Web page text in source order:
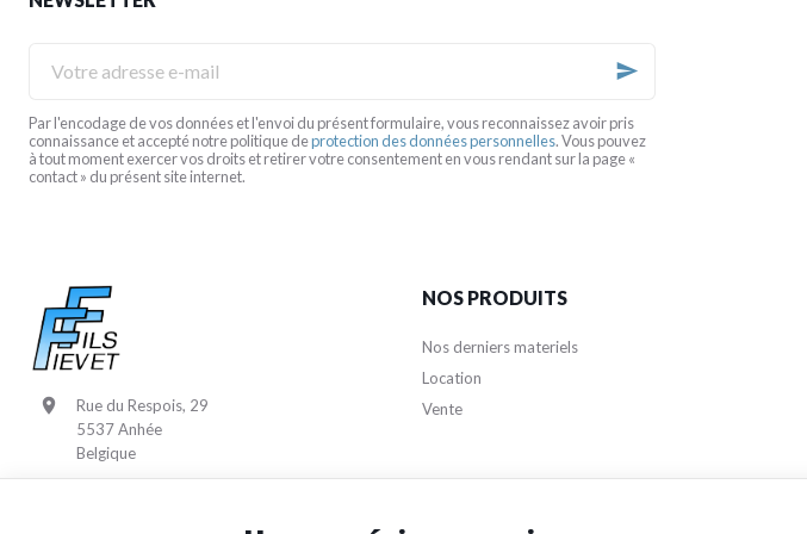
adresse
mail
Par l'encodage de vos données et l'envoi du présent formulaire, vous reconnaissez avoir pris
connaissance et accepté notre politique deprotection des données personnelles. Vous pouvez
à tout moment exercer vos droits et retirer votre consentement en vous rendant sur la page «
contact » du présent site internet.
Rue du Respois, 29
5537 Anhée
Belgique
NOS PRODUITS
Nos derniers materiels
Location
Vente